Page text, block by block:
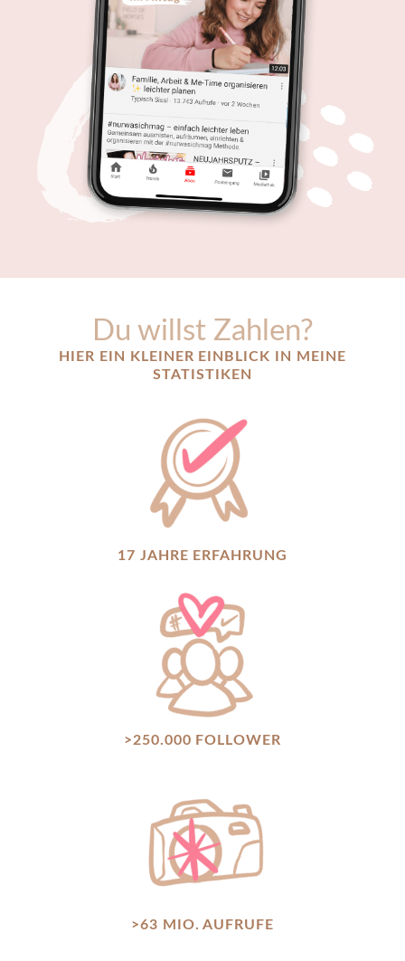
Du willst Zahlen?
HIER EIN KLEINER EINBLICK IN MEINE
STATISTIKEN
17 JAHRE ERFAHRUNG
>250.000 FOLLOWER
>63 MIO. AUFRUFE